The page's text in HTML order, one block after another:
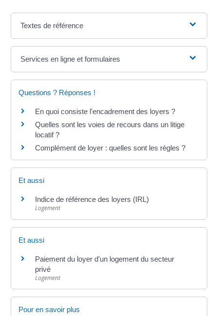
Textes de référence
Services en ligne et formulaires
Questions ? Réponses !
En quoi consiste l'encadrement des loyers ?
Quelles sont les voies de recours dans un litige
locatif ?
Complément de loyer : quelles sont les règles ?
Et aussi
Indice de référence des loyers (IRL)
Logement
Et aussi
Paiement du loyer d'un logement du secteur
privé
Logement
Pour en savoir plus